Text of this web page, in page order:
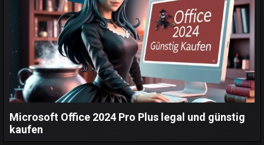
Microsoft Office 2024 Pro Plus legal und günstig
kaufen